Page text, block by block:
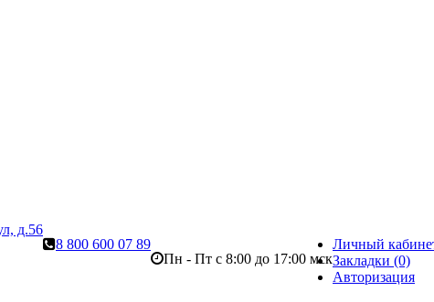
д.56
8 800 600 07 89
Пн - Пт с 8:00 до 17:00 мск
Личный
Закладки (0)
Авторизация